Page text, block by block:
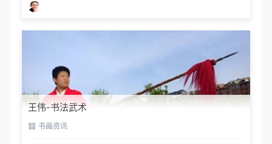
王伟-书法武术
书画资讯